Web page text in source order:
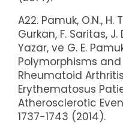
A22. Pamuk, O.N., H.
Gurkan, F. Saritas,
Yazar, ve G. E.
Polymorphisms and
Rheumatoid
Erythematosus
Atherosclerotic
1737-1743 (2014).